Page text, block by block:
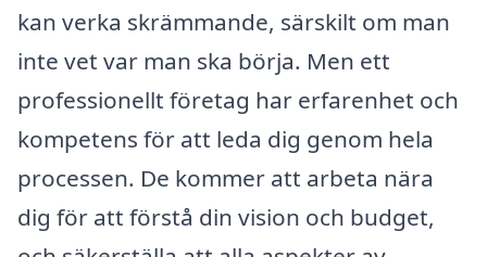
kan verka skrämmande, särskilt om man
inte vet var man ska börja. Men ett
professionellt företag har erfarenhet och
kompetens för att leda dig genom hela
processen. De kommer att arbeta nära
dig för att förstå din vision och budget,